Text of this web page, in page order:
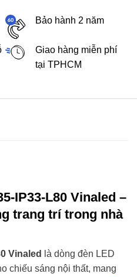
Bảo hành 2 năm
Giao hàng miễn phí
tại TPHCM
IP33-L80 Vinaled –
trang trí trong nhà
Vinaled
là dòng đèn LED
chiếu sáng nội thất, mang